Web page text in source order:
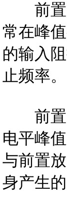
前置放
常在峰
的输入
止频率。
前置放
电平峰
与前置
身产生